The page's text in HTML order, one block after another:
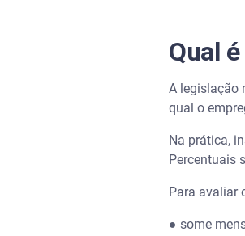
Qual
A legislação
qual o
Na prática,
Percentuais
Para avaliar
● some